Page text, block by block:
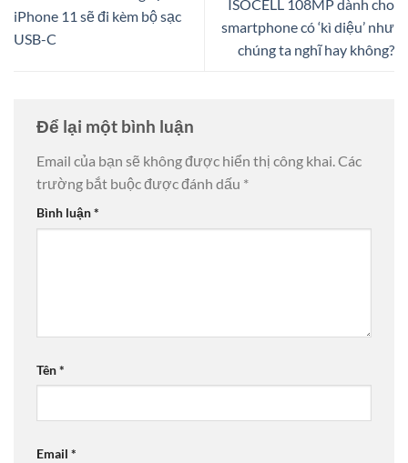
iPhone 11 sẽ đi kèm bộ sạc
USB-C
ISOCELL 108MP dành cho
smartphone có ‘kì diệu’ như
chúng ta nghĩ hay không?
Để lại một bình luận
Email của bạn sẽ không được hiển thị công khai.Các
trường bắt buộc được đánh dấu *
Bình luận*
Tên*
Email *